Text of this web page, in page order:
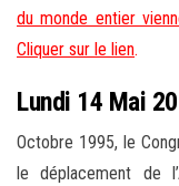
du monde entier
Cliquer sur le lien.
Lundi 14 Mai
Octobre 1995, le
le déplacement de